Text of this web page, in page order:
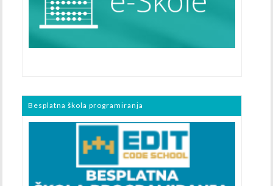
Besplatna škola programiranja